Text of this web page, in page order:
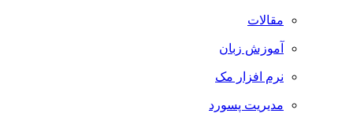
مقالات
آموزش زبان
نرم افزار مک
مدیریت پسورد